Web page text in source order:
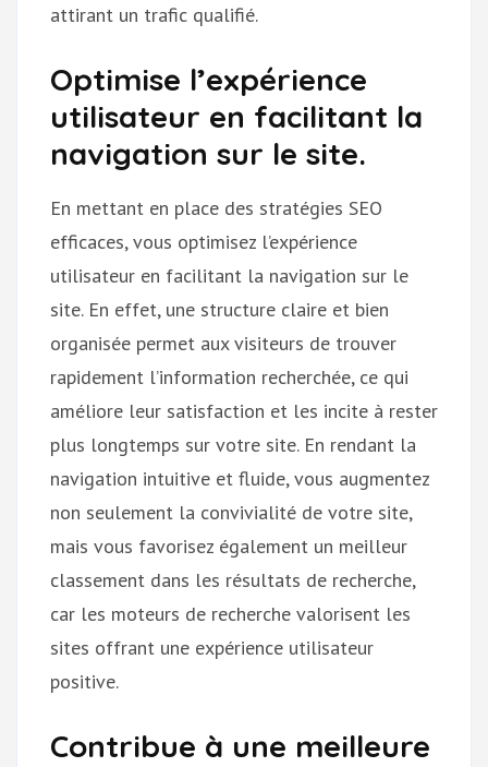
attirant un trafic qualifié.
Optimise l’expérience
utilisateur en facilitant la
navigation sur le site.
En mettant en place des stratégies SEO
efficaces, vous optimisez l’expérience
utilisateur en facilitant la navigation sur le
site. En effet, une structure claire et bien
organisée permet aux visiteurs de trouver
rapidement l’information recherchée, ce qui
améliore leur satisfaction et les incite à rester
plus longtemps sur votre site. En rendant la
navigation intuitive et fluide, vous augmentez
non seulement la convivialité de votre site,
mais vous favorisez également un meilleur
classement dans les résultats de recherche,
car les moteurs de recherche valorisent les
sites offrant une expérience utilisateur
positive.
Contribue à une meilleure